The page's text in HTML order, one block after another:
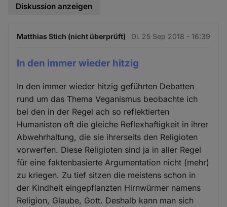
Diskussion anzeigen
Matthias Stich (nicht überprüft) Di. 25 Sep 2018 - 16:39
In den immer wieder hitzig
In den immer wieder hitzig geführten Debatten
rund um das Thema Veganismus beobachte ich
bei den in der Regel ach so reflektierten
Humanisten oft die gleiche Reflexhaftigkeit in ihrer
Abwehrhaltung, die sie ihrerseits den Religioten
vorwerfen. Diese Religioten sind ja in aller Regel
für eine faktenbasierte Argumentation nicht (mehr)
zu kriegen. Zu tief sitzen die meistens schon in
der Kindheit eingepflanzten Hirnwürmer namens
Religion, Glaube, Gott. Deshalb kann man sich